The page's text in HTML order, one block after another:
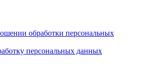
обработки персональных
персональных данных